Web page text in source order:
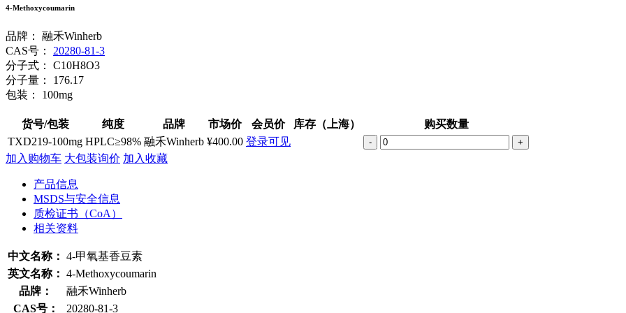
4-Methoxycoumarin
品牌：
融禾Winherb
CAS号：
20280-81-3
分子式：
C10H8O3
分子量：
176.17
包装：
100mg
货号/包装 纯度 品牌 市场价 会员价 库存（上海）
购买数量
TXD219-100mg HPLC≥98% 融禾Winherb ¥400.00 登录可见 - +
加入购物车 大包装询价 加入收藏
产品信息
MSDS与安全信息
质检证书（CoA）
相关资料
中文名称： 4-甲氧基香豆素
英文名称： 4-Methoxycoumarin
品牌：
融禾Winherb
CAS号：
20280-81-3